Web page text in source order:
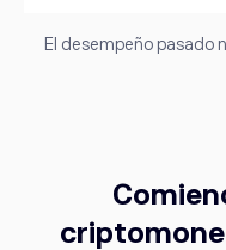
El desempeño pasado